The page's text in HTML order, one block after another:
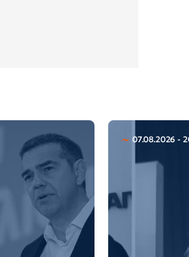
07.08.2026 -